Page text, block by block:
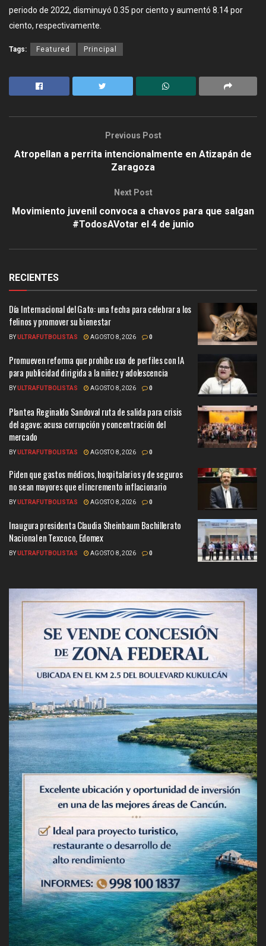
periodo de 2022, disminuyó 0.35 por ciento y aumentó 8.14 por
ciento, respectivamente.
Tags: Featured Principal
Previous Post
Atropellan a perrita intencionalmente en Atizapán de
Zaragoza
Next Post
Movimiento juvenil convoca a chavos para que salgan
#TodosAVotar el 4 de junio
RECIENTES
Día Internacional del Gato: una fecha para celebrar a los
felinos y promover su bienestar
BYULTRAFUTBOLISTAS AGOSTO 8, 2026 0
Promueven reforma que prohíbe uso de perfiles con IA
para publicidad dirigida a la niñez y adolescencia
BYULTRAFUTBOLISTAS AGOSTO 8, 2026 0
Plantea Reginaldo Sandoval ruta de salida para crisis
del agave; acusa corrupción y concentración del
mercado
BYULTRAFUTBOLISTAS AGOSTO 8, 2026 0
Piden que gastos médicos, hospitalarios y de seguros
no sean mayores que el incremento inflacionario
BYULTRAFUTBOLISTAS AGOSTO 8, 2026 0
Inaugura presidenta Claudia Sheinbaum Bachillerato
Nacional en Texcoco, Edomex
BYULTRAFUTBOLISTAS AGOSTO 8, 2026 0